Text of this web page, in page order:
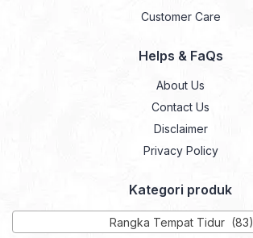
Customer Care
Helps & FaQs
About Us
Contact Us
Disclaimer
Privacy Policy
Kategori produk
Rangka Tempat Tidur (83)